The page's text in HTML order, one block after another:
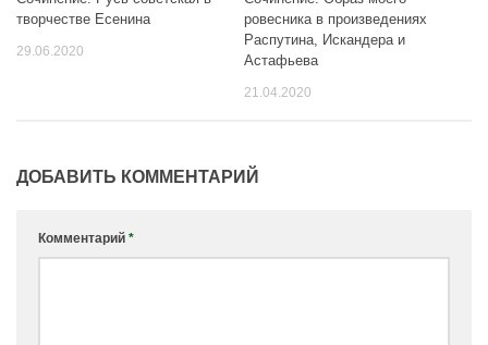
творчестве Есенина
29.06.2020
ровесника в произведениях
Распутина, Искандера и
Астафьева
21.04.2020
ДОБАВИТЬ КОММЕНТАРИЙ
Комментарий *